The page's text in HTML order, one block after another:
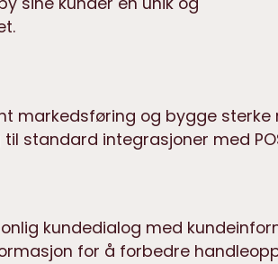
markedsføring og bygge
til standard integrasjoner med
kundedialog med
for å forbedre